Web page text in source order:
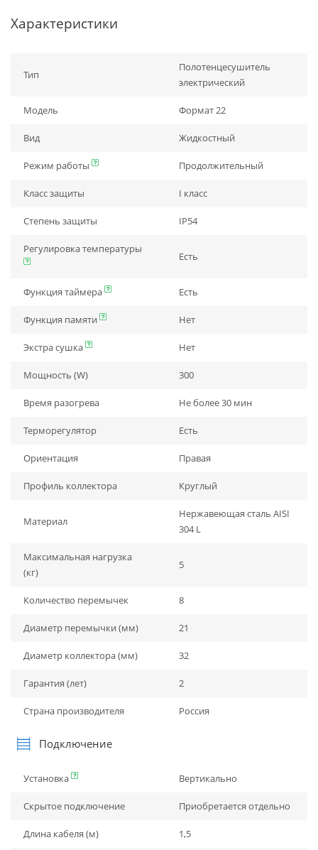
Характеристики
Тип
Полотенцесушитель
электрический
Модель Формат 22
Вид Жидкостный
Режим работы Продолжительный
Класс защиты I класс
Степень защиты IP54
Регулировка температуры
Есть
Функция таймера Есть
Функция памяти Нет
Экстра сушка Нет
Мощность (W) 300
Время разогрева Не более 30 мин
Терморегулятор Есть
Ориентация Правая
Профиль коллектора Круглый
Материал
Нержавеющая сталь AISI
304 L
Максимальная нагрузка
(кг)
5
Количество перемычек 8
Диаметр перемычки (мм) 21
Диаметр коллектора (мм) 32
Гарантия (лет) 2
Страна производителя Россия
Подключение
Установка Вертикально
Скрытое подключение Приобретается отдельно
Длина кабеля (м) 1,5